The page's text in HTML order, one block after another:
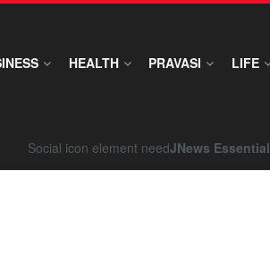
HEALTH PRAVASI LIFE
Social icon element needJNews Essential